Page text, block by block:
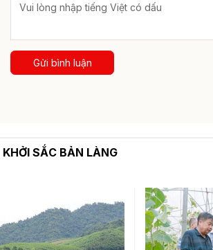
Gửi bình luận
SẮC BẢN LÀNG